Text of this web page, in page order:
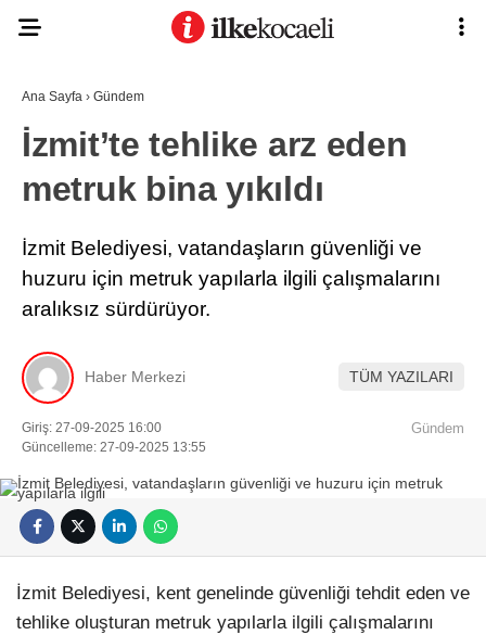
Ana Sayfa › Gündem
İzmit’te tehlike arz eden
metruk bina yıkıldı
İzmit Belediyesi, vatandaşların güvenliği ve
huzuru için metruk yapılarla ilgili çalışmalarını
aralıksız sürdürüyor.
Haber Merkezi TÜM YAZILARI
Giriş: 27-09-2025 16:00
Güncelleme: 27-09-2025 13:55
Gündem
İzmit Belediyesi, kent genelinde güvenliği tehdit eden ve
tehlike oluşturan metruk yapılarla ilgili çalışmalarını